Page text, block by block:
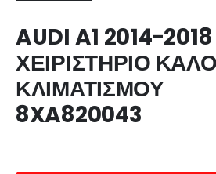
AUDI A1 2014-2018
ΧΕΙΡΙΣΤΗΡΙΟ
ΚΛΙΜΑΤΙΣΜΟΥ
8XA820043